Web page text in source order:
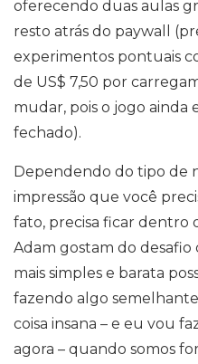
oferecendo duas aulas
resto atrás do paywall
experimentos pontuais
de US$ 7,50 por
mudar, pois o jogo ainda
fechado).
Dependendo do tipo de
impressão que você
fato, precisa ficar dentro
Adam gostam do
mais simples e barata
fazendo algo
coisa insana – e eu vou
agora – quando somos